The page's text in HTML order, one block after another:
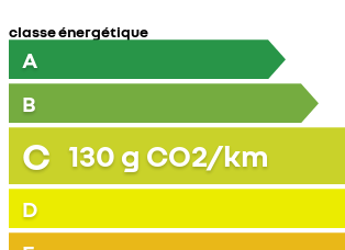
classe énergétique
A
B
C 130 g CO2/km
D